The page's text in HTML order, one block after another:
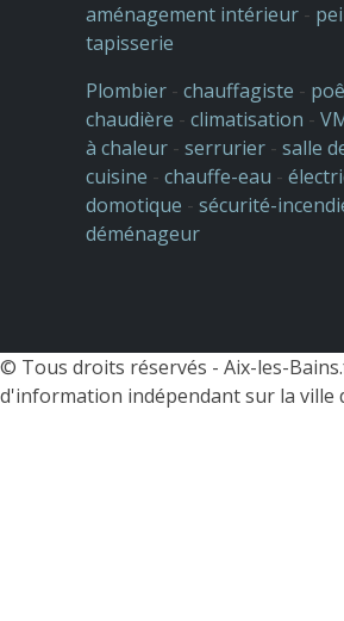
aménagement intérieur -
tapisserie
Plombier - chauffagiste -
chaudière - climatisation -
à chaleur - serrurier - salle
cuisine - chauffe-eau -
domotique - sécurité-
déménageur
© Tous droits réservés - Aix-les-
d'information indépendant sur la ville